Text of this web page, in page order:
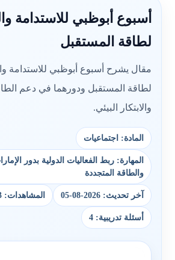
أسبوع أبوظبي للاستدامة
لطاقة المستقبل
مقال يشرح أسبوع أبوظبي للاستدامة
لطاقة المستقبل ودورهما في دعم
والابتكار البيئي.
المادة: اجتماعيات
المهارة: ربط الفعاليات الدولية بدور
والطاقة المتجددة
آخر تحديث: 2026-08-05 المشاهدات: 203
أسئلة تدريبية: 4